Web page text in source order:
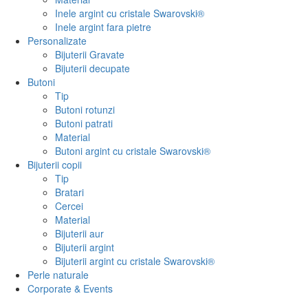
Inele argint cu cristale Swarovski®
Inele argint fara pietre
Personalizate
Bijuterii Gravate
Bijuterii decupate
Butoni
Tip
Butoni rotunzi
Butoni patrati
Material
Butoni argint cu cristale Swarovski®
Bijuterii copii
Tip
Bratari
Cercei
Material
Bijuterii aur
Bijuterii argint
Bijuterii argint cu cristale Swarovski®
Perle naturale
Corporate & Events